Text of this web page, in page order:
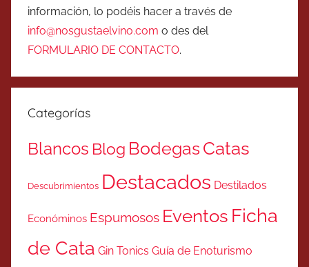
información, lo podéis hacer a través de
info@nosgustaelvino.com o des del
FORMULARIO DE CONTACTO.
Categorías
Blancos Blog BodegasCatas
Descubrimientos Destacados Destilados
Económinos Espumosos Eventos Ficha
de Cata Gin Tonics Guía de Enoturismo